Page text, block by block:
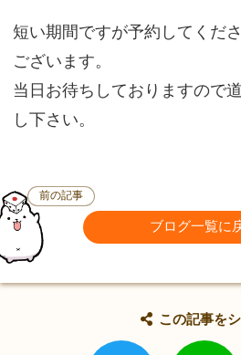
短い期間ですが予約してくだ
ございます。
当日お待ちしておりますので
し下さい。
前の記事
ブログ一覧に
この記事を